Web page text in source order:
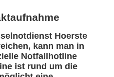
Hoerste
kann man in
Notfallhotline
ist rund um die